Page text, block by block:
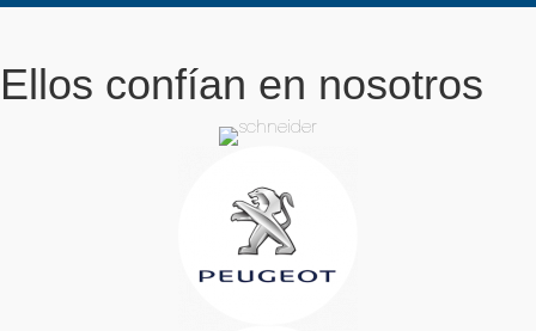
Ellos confían en nosotros